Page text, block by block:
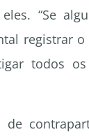
“Se
registrar
todos
de